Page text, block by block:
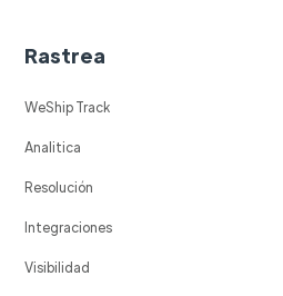
Rastrea
WeShip Track
Analitica
Resolución
Integraciones
Visibilidad